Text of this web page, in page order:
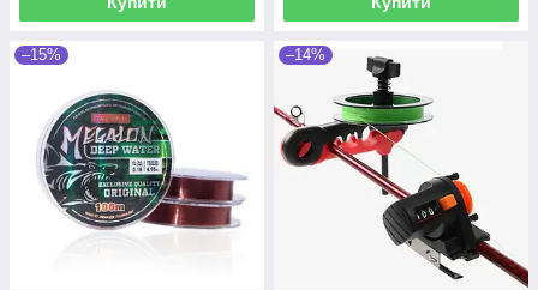
–15% –14%